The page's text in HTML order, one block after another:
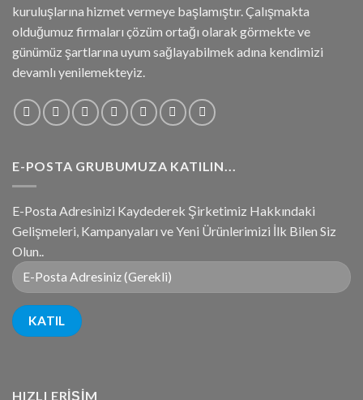
kuruluşlarına hizmet vermeye başlamıştır. Çalışmakta
olduğumuz firmaları çözüm ortağı olarak görmekte ve
günümüz şartlarına uyum sağlayabilmek adına kendimizi
devamlı yenilemekteyiz.
E-POSTA GRUBUMUZA KATILIN...
E-Posta Adresinizi Kaydederek Şirketimiz Hakkındaki
Gelişmeleri, Kampanyaları ve Yeni Ürünlerimizi İlk Bilen Siz
Olun..
HIZLI ERIŞIM